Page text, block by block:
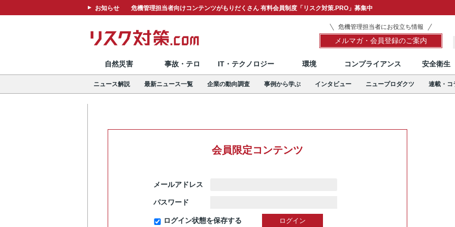
お知らせ 危機管理担当者向けコンテンツがもりだくさん 有料会員制度「リスク対策.PRO」募集中
危機管理担当者にお役立ち情報
メルマガ・会員登録のご案内
自然災害 事故・テロ IT・テクノロジー 環境 コンプライアンス 安全衛生
ニュース解説 最新ニュース一覧 企業の動向調査 事例から学ぶ インタビュー ニュープロダクツ 連載・コ
会員限定コンテンツ
メールアドレス
パスワード
ログイン状態を保存する